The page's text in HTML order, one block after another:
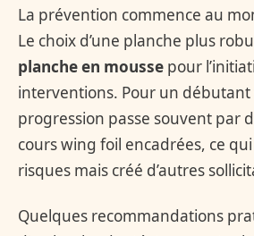
La prévention commence au
Le choix d’une planche plus
planche en mousse pour
interventions. Pour un débutant
progression passe souvent par
cours wing foil encadrées, ce
risques mais créé d’autres
Quelques recommandations